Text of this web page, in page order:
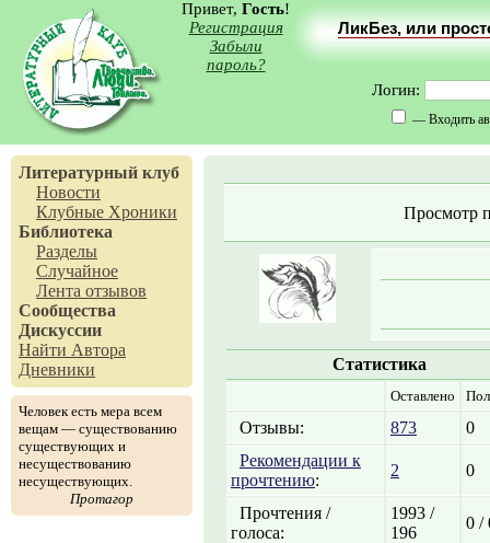
Привет, Гость!
Регистрация
Забыли
пароль?
ЛикБез, или
Логин:
— Входить
Литературный клуб
Новости
Клубные Хроники
Библиотека
Разделы
Случайное
Лента отзывов
Сообщества
Дискуссии
Найти Автора
Дневники
Человек есть мера всем
вещам — существованию
существующих и
несуществованию
несуществующих.
Протагор
Просмотр
Статистика
Оставлено
Отзывы: 873
0
Рекомендации к
прочтению:
2 0
Прочтения /
голоса:
1993 /
196
0 /